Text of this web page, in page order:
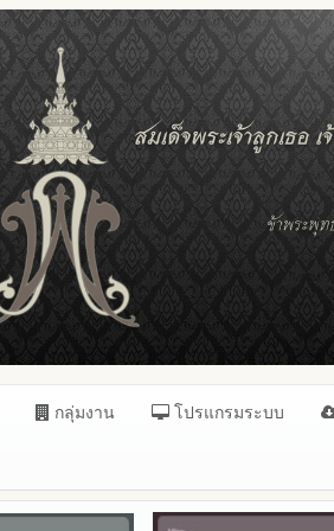
กลุ่มงาน โปรแกรมระบบ